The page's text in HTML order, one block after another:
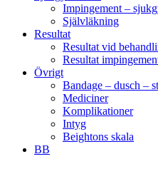
Impingement –
Självläkning
Resultat
Resultat vid
Resultat
Övrigt
Bandage – dusch –
Mediciner
Komplikationer
Intyg
Beightons skala
BB